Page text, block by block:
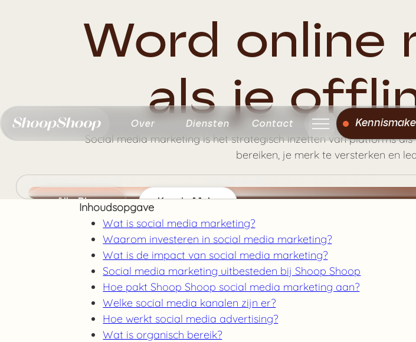
Over Diensten Contact
Word online
als je
Social media marketing is het strategisch inzetten van platforms
bereiken, je merk te versterken en
Geschreven door Benjamin
mei 18, 2026
Alle Blogs Kennis Maken
Inhoudsopgave
Wat is social media marketing?
Waarom investeren in social media marketing?
Wat is de impact van social media marketing?
Social media marketing uitbesteden bij Shoop Shoop
Hoe pakt Shoop Shoop social media marketing aan?
Welke social media kanalen zijn er?
Hoe werkt social media advertising?
Wat is organisch bereik?